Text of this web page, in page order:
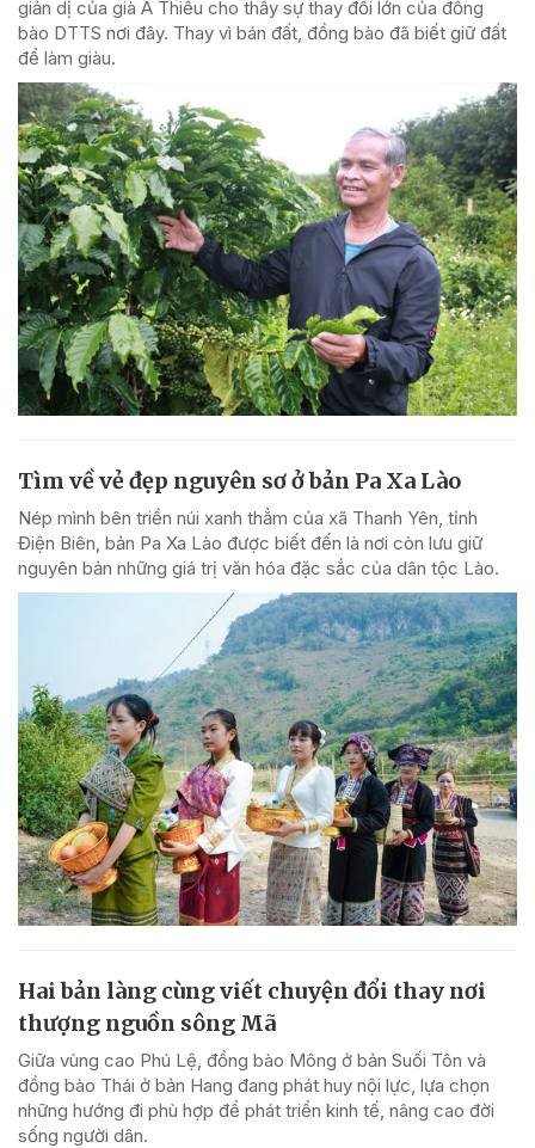
giản dị của già A Thiếu cho thấy sự thay đổi lớn của đồng
bào DTTS nơi đây. Thay vì bán đất, đồng bào đã biết giữ đất
để làm giàu.
Tìm về vẻ đẹp nguyên sơ ở bản Pa Xa Lào
Nép mình bên triền núi xanh thẳm của xã Thanh Yên, tỉnh
Điện Biên, bản Pa Xa Lào được biết đến là nơi còn lưu giữ
nguyên bản những giá trị văn hóa đặc sắc của dân tộc Lào.
Hai bản làng cùng viết chuyện đổi thay nơi
thượng nguồn sông Mã
Giữa vùng cao Phú Lệ, đồng bào Mông ở bản Suối Tôn và
đồng bào Thái ở bản Hang đang phát huy nội lực, lựa chọn
những hướng đi phù hợp để phát triển kinh tế, nâng cao đời
sống người dân.